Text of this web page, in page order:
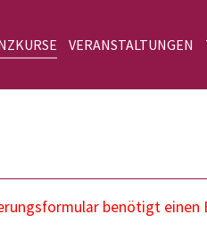
VERANSTALTUNGEN
benötigt